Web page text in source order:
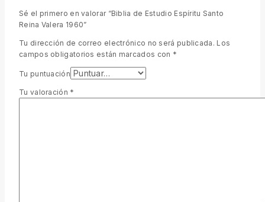
Sé el primero en valorar “Biblia de Estudio Espíritu Santo
Reina Valera 1960”
Tu dirección de correo electrónico no será publicada. Los
campos obligatorios están marcados con *
Tu puntuación
Tu valoración *